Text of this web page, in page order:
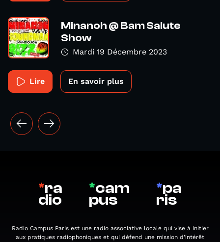
Minanoh @ Bam Salute
Show
Mardi 19 Décembre 2023
Lire En savoir plus
*ra
dio
*cam
pus
*pa
ris
Radio Campus Paris est une radio associative locale qui vise à initier
aux pratiques radiophoniques et qui défend une mission d'intérêt